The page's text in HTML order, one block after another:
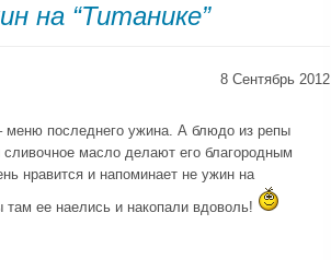
на “Титанике”
8 Сентябрь 2012
меню последнего ужина. А блюдо из репы
масло делают его благородным
нравится и напоминает не ужин на
там ее наелись и накопали вдоволь!